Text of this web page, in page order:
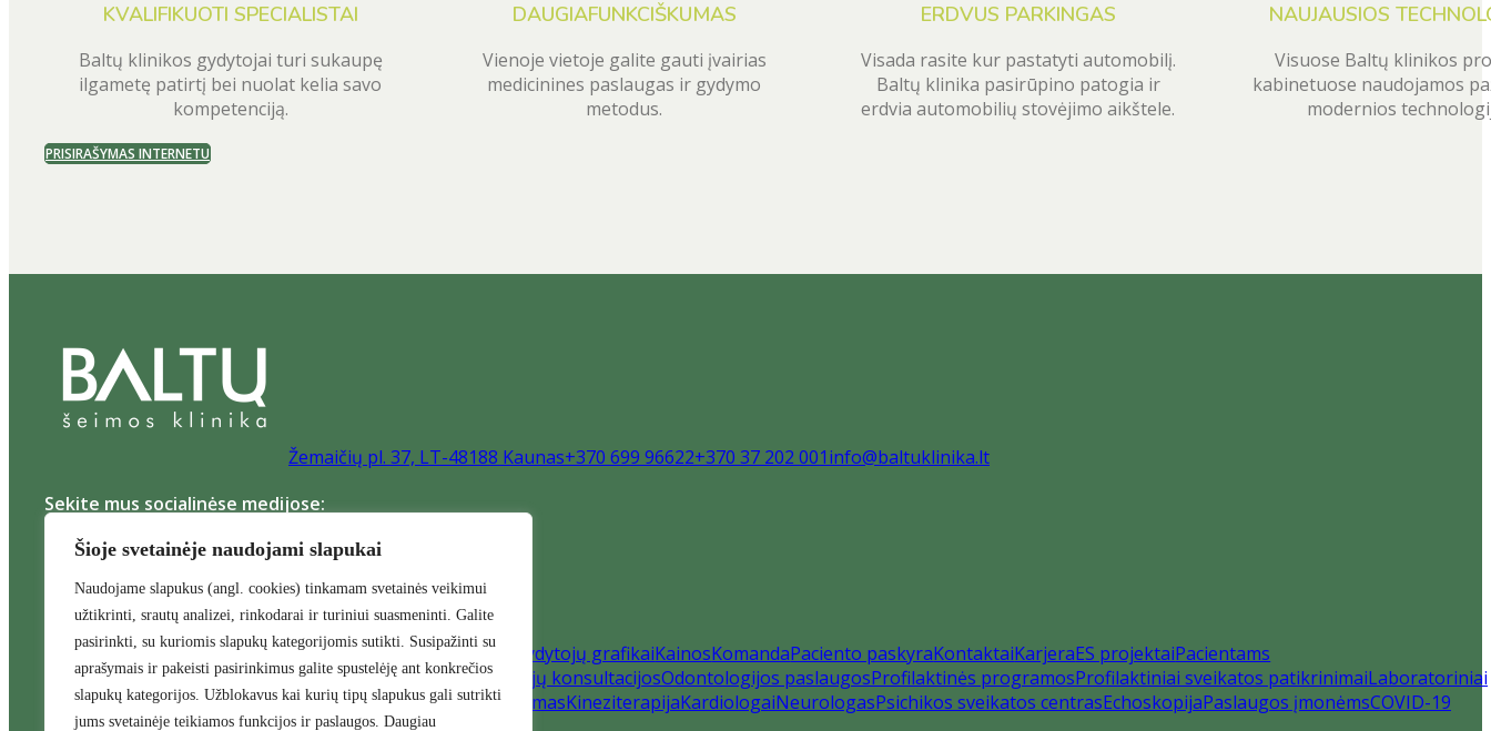
Šioje svetainėje naudojami slapukai
Naudojame slapukus (angl. cookies) tinkamam svetainės veikimui
užtikrinti, srautų analizei, rinkodarai ir turiniui suasmeninti. Galite
pasirinkti, su kuriomis slapukų kategorijomis sutikti. Susipažinti su
aprašymais ir pakeisti pasirinkimus galite spustelėję ant konkrečios
slapukų kategorijos. Užblokavus kai kurių tipų slapukus gali sutrikti
jums svetainėje teikiamos funkcijos ir paslaugos. Daugiau
KVALIFIKUOTI SPECIALISTAI
Baltų klinikos gydytojai turi sukaupę
ilgametę patirtį bei nuolat kelia savo
kompetenciją.
DAUGIAFUNKCIŠKUMAS
Vienoje vietoje galite gauti įvairias
medicinines paslaugas ir gydymo
metodus.
ERDVUS PARKINGAS
Visada rasite kur pastatyti automobilį.
Baltų klinika pasirūpino patogia ir
erdvia automobilių stovėjimo aikštele.
NAUJAUSIOS
Visuose Baltų klinikos
kabinetuose naudojamos
modernios
PRISIRAŠYMAS INTERNETU
Žemaičių pl. 37, LT-48188 Kaunas+370 699 96622+370 37 202 001info@baltuklinika.lt
Sekite mus socialinėse medijose:
Pagalba ukrainiečiams PagrindinisNaujienosApie mus Gydytojų grafikaiKainosKomandaPaciento paskyraKontaktaiKarjeraES projektaiPacientams
Ambulatorinės slaugos paslaugos namuoseŠeimos gydytojų konsultacijosOdontologijos paslaugosProfilaktinės programosProfilaktiniai sveikatos patikrinimaiLaboratoriniai
tyrimaiSkiepaiGinekologijos paslaugosNevaisingumo gydymasKineziterapijaKardiologaiNeurologasPsichikos sveikatos centrasEchoskopijaPaslaugos įmonėmsCOVID-19